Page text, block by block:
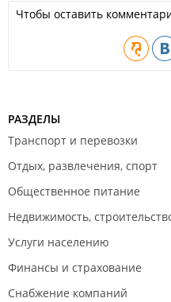
Чтобы оставить
РАЗДЕЛЫ
Транспорт и перевозки
Отдых, развлечения, спорт
Общественное питание
Недвижимость,
Услуги населению
Финансы и страхование
Снабжение компаний